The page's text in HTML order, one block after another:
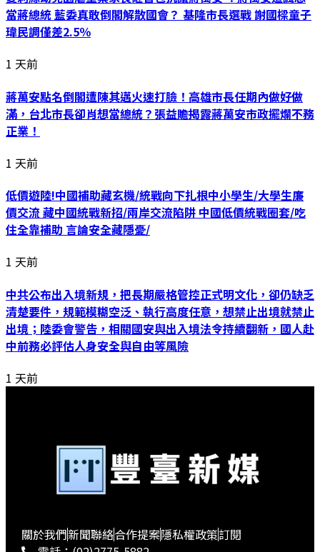
當蔣總統 藍委真敢倒閣解散國會？ 基隆市長選戰 謝國樑童子
瑋民調僅差2.5％
1 天前
蔣萬安點名倒閣遭陳其邁火速打臉！高雄市長任期內做好做
滿，台北市長卻肖想當總統？張益贍揭露蔣萬安市政擺爛不務
正業！
1 天前
低價遊陸!中國補助藏玄機/統戰向下扎根中小學生/大學生廉
價交流 藏中國統戰新招/兩岸交流陷阱 中國低價統戰圈套/吃
住全靠補助 言論安全藏隱憂/
1 天前
中共公布出入境新規，把長期嚴格管控正式明文化，卻仍缺乏
清楚要件，規範模糊空泛、執行高度任意，想禁止出境就禁止
出境；陸委會警告，相關國安與出入境法令持續翻新，國人赴
中前務必評估人身安全與自由等風險
1 天前
關於我們新聞聯絡合作提案隱私權政策訂閱